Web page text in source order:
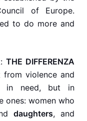
of Europe.
to do more and
THE DIFFERENZA
violence and
in need, but in
ones: women who
daughters, and